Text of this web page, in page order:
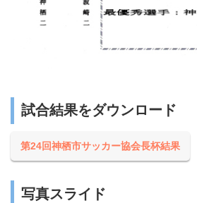
試合結果をダウンロード
第24回神栖市サッカー協会長杯結果
写真スライド